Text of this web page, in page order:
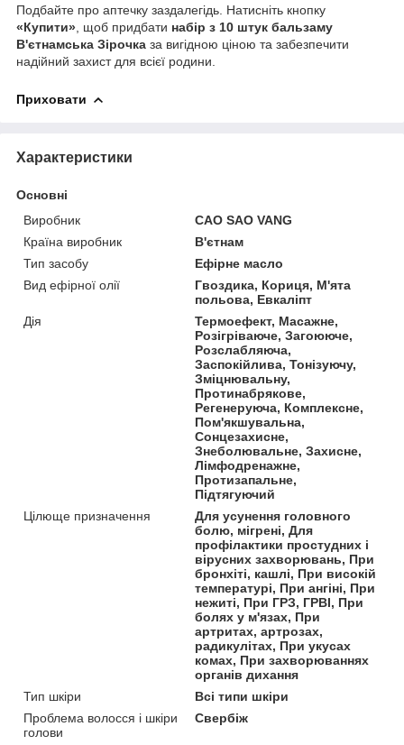
Подбайте про аптечку заздалегідь. Натисніть кнопку
«Купити» , щоб придбати набір з 10 штук бальзаму
В'єтнамська Зірочка за вигідною ціною та забезпечити
надійний захист для всієї родини.
Приховати
Характеристики
Основні
Виробник
CAO SAO VANG
Країна виробник
В'єтнам
Тип засобу
Ефірне масло
Вид ефірної олії
Гвоздика, Кориця, М'ята
польова, Евкаліпт
Дія
Термоефект, Масажне,
Розігріваюче, Загоююче,
Розслабляюча,
Заспокійлива, Тонізуючу,
Зміцнювальну,
Протинабрякове,
Регенеруюча, Комплексне,
Пом'якшувальна,
Сонцезахисне,
Знеболювальне, Захисне,
Лімфодренажне,
Протизапальне,
Підтягуючий
Цілюще призначення
Для усунення головного
болю, мігрені, Для
профілактики простудних і
вірусних захворювань, При
бронхіті, кашлі, При високій
температурі, При ангіні, При
нежиті, При ГРЗ, ГРВІ, При
болях у м'язах, При
артритах, артрозах,
радикулітах, При укусах
комах, При захворюваннях
органів дихання
Тип шкіри
Всі типи шкіри
Проблема волосся і шкіри
голови
Свербіж